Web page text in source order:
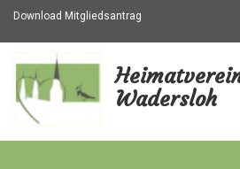
Download Mitgliedsantrag
Wadersloh